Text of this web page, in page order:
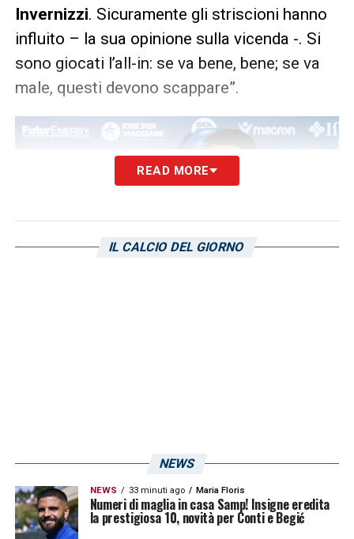
Invernizzi. Sicuramente gli striscioni hanno
influito – la sua opinione sulla vicenda -. Si
sono giocati l’all-in: se va bene, bene; se va
male, questi devono scappare”.
È stato molto brutto”. Parole che
una parte della tifoseria.
READ MORE
IL CALCIO DEL GIORNO
NEWS
NEWS 33 minuti ago Maria Floris
Numeri di maglia in casa Samp! Insigne eredita
la prestigiosa 10, novità per Conti e Begić